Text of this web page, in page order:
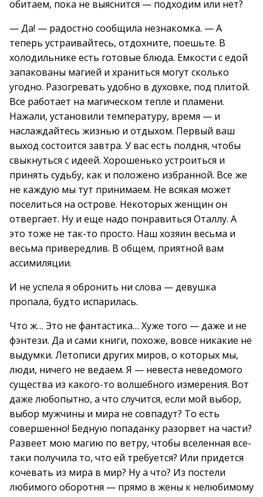
обитаем, пока не выяснится — подходим или нет?
— Да! — радостно сообщила незнакомка. — А
теперь устраивайтесь, отдохните, поешьте. В
холодильнике есть готовые блюда. Емкости с едой
запакованы магией и храниться могут сколько
угодно. Разогревать удобно в духовке, под плитой.
Все работает на магическом тепле и пламени.
Нажали, установили температуру, время — и
наслаждайтесь жизнью и отдыхом. Первый ваш
выход состоится завтра. У вас есть полдня, чтобы
свыкнуться с идеей. Хорошенько устроиться и
принять судьбу, как и положено избранной. Все же
не каждую мы тут принимаем. Не всякая может
поселиться на острове. Некоторых женщин он
отвергает. Ну и еще надо понравиться Оталлу. А
это тоже не так-то просто. Наш хозяин весьма и
весьма привередлив. В общем, приятной вам
ассимиляции.
И не успела я обронить ни слова — девушка
пропала, будто испарилась.
Что ж… Это не фантастика… Хуже того — даже и не
фэнтези. Да и сами книги, похоже, вовсе никакие не
выдумки. Летописи других миров, о которых мы,
люди, ничего не ведаем. Я — невеста неведомого
существа из какого-то волшебного измерения. Вот
даже любопытно, а что случится, если мой выбор,
выбор мужчины и мира не совпадут? То есть
совершенно! Бедную попаданку разорвет на части?
Развеет мою магию по ветру, чтобы вселенная все-
таки получила то, что ей требуется? Или придется
кочевать из мира в мир? Ну а что? Из постели
любимого оборотня — прямо в жены к нелюбимому